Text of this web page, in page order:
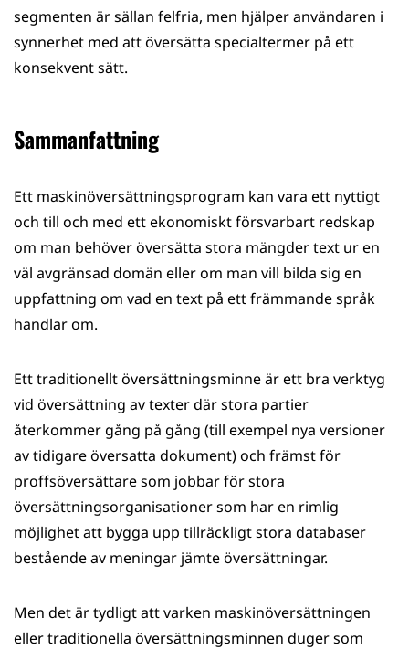
segmenten är sällan felfria, men hjälper användaren i
synnerhet med att översätta specialtermer på ett
konsekvent sätt.
Sammanfattning
Ett maskinöversättningsprogram kan vara ett nyttigt
och till och med ett ekonomiskt försvarbart redskap
om man behöver översätta stora mängder text ur en
väl avgränsad domän eller om man vill bilda sig en
uppfattning om vad en text på ett främmande språk
handlar om.
Ett traditionellt översättningsminne är ett bra verktyg
vid översättning av texter där stora partier
återkommer gång på gång (till exempel nya versioner
av tidigare översatta dokument) och främst för
proffsöversättare som jobbar för stora
översättningsorganisationer som har en rimlig
möjlighet att bygga upp tillräckligt stora databaser
bestående av meningar jämte översättningar.
Men det är tydligt att varken maskinöversättningen
eller traditionella översättningsminnen duger som